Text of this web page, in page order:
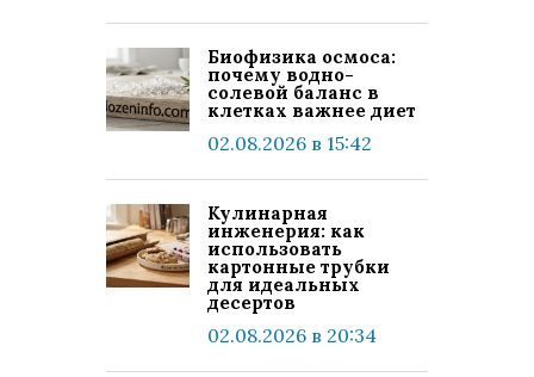
Биофизика осмоса:
почему водно-
солевой баланс в
клетках важнее диет
02.08.2026 в 15:42
Кулинарная
инженерия: как
использовать
картонные трубки
для идеальных
десертов
02.08.2026 в 20:34